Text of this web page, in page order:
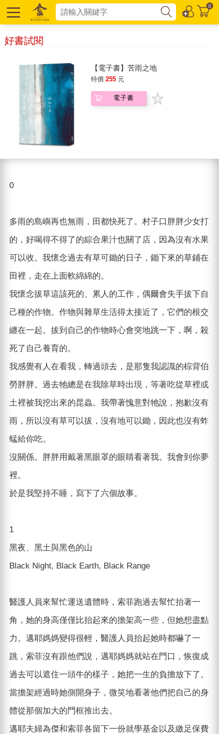
0
好書試閱
【電子書】苦雨之地
特價 255 元
電子書
0
多雨的島嶼再也無雨，田都快死了。村子口胖胖少女打
的，好喝得不得了的綜合果汁也關了店，因為沒有水果
可以收。我懷念過去有草可鋤的日子，鋤下來的草鋪在
田裡，走在上面軟綿綿的。
我懷念拔草這該死的、累人的工作，偶爾會失手拔下自
己種的作物。作物與雜草生活得太接近了，它們的根交
纏在一起。拔到自己的作物時心會突地跳一下，啊，殺
死了自己養育的。
我感覺有人在看我，轉過頭去，是那隻我認識的棕背伯
勞胖胖。過去牠總是在我除草時出現，等著吃從草裡或
土裡被我挖出來的昆蟲。我帶著愧意對牠說，抱歉沒有
雨，所以沒有草可以拔，沒有地可以鋤，因此也沒有蚱
蜢給你吃。
沒關係。胖胖用戴著黑眼罩的眼睛看著我。我會到你夢
裡。
於是我堅持不睡，寫下了六個故事。
1
黑夜、黑土與黑色的山
Black Night, Black Earth, Black Range
醫護人員來幫忙運送遺體時，索菲跑過去幫忙抬著一
角，她的身高僅僅比抬起來的擔架高一些，但她想盡點
力。邁耶媽媽變得很輕，醫護人員抬起她時都嚇了一
跳，索菲沒有跟他們說，邁耶媽媽就站在門口，恢復成
過去可以遮住一頭牛的樣子，她把一生的負擔放下了。
當擔架經過時她側開身子，微笑地看著他們把自己的身
體從那個加大的門框推出去。
邁耶夫婦為傑和索菲各留下一份就學基金以及繳足保費